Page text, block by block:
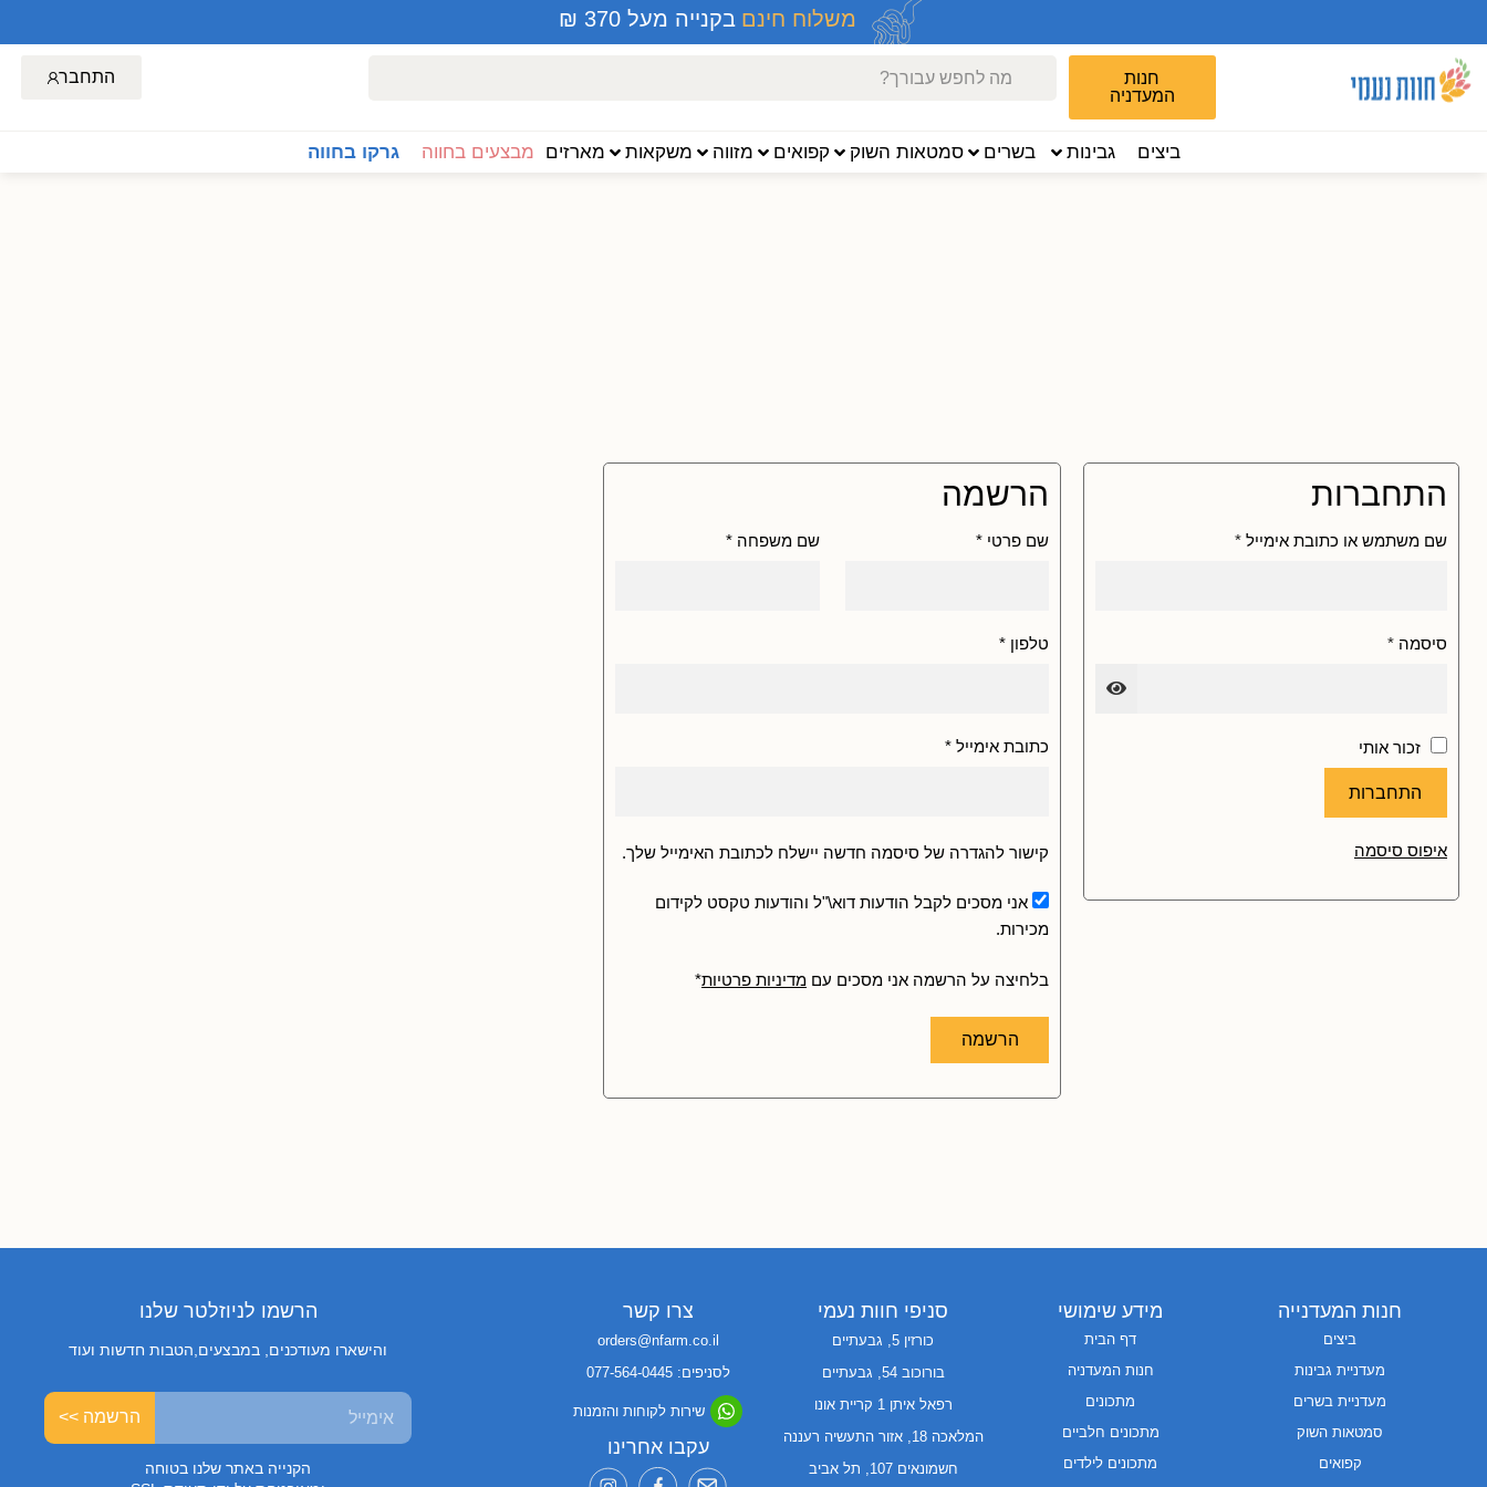
משלוח חינם בקנייה מעל 370 ₪
חנות
המעדניה
התחבר
ביצים גבינות בשרים סמטאות השוק קפואים מזווה משקאות מארזים מבצעים בחווה גרקו בחווה
התחברות
שם משתמש או כתובת אימייל *
סיסמה *
זכור אותי
התחברות
איפוס סיסמה
הרשמה
שם פרטי * שם משפחה*
טלפון *
כתובת אימייל *
קישור להגדרה של סיסמה חדשה יישלח לכתובת האימייל שלך.
אני מסכים לקבל הודעות דוא\"ל והודעות טקסט לקידום
מכירות.
בלחיצה על הרשמה אני מסכים עם מדיניות פרטיות*
הרשמה
חנות המעדנייה
ביצים
מעדניית גבינות
מעדניית בשרים
סמטאות השוק
קפואים
מידע שימושי
דף הבית
חנות המעדניה
מתכונים
מתכונים חלביים
מתכונים לילדים
סניפי חוות נעמי
כורזין 5, גבעתיים
בורוכוב 54, גבעתיים
רפאל איתן 1 קריית אונו
המלאכה 18, אזור התעשיה רעננה
חשמונאים 107, תל אביב
צרו קשר
orders@nfarm.co.il
לסניפים: 077-564-0445
שירות לקוחות והזמנות
עקבו אחרינו
הרשמו לניוזלטר שלנו
והישארו מעודכנים, במבצעים,הטבות חדשות ועוד
הרשמה >>
הקנייה באתר שלנו בטוחה